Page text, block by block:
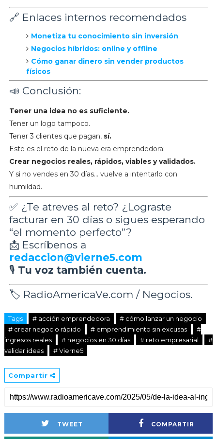
🔗 Enlaces internos recomendados
Monetiza tu conocimiento sin inversión
Negocios híbridos: online y offline
Cómo ganar dinero sin vender productos
físicos
📣 Conclusión:
Tener una idea no es suficiente.
Tener un logo tampoco.
Tener 3 clientes que pagan, sí.
Este es el reto de la nueva era emprendedora:
Crear negocios reales, rápidos, viables y validados.
Y si no vendes en 30 días… vuelve a intentarlo con
humildad.
✅ ¿Te atreves al reto? ¿Lograste
facturar en 30 días o sigues esperando
“el momento perfecto”?
📩 Escríbenos a
redaccion@vierne5.com
🎙 Tu voz también cuenta.
🏷️ RadioAmericaVe.com / Negocios.
Tags # acción emprendedora
# cómo lanzar un negocio
# crear negocio rápido
# emprendimiento sin excusas
#
ingresos reales
# negocios en 30 días # reto empresarial
#
validar ideas
# Vierne5
Compartir
TWEET COMPARTIR